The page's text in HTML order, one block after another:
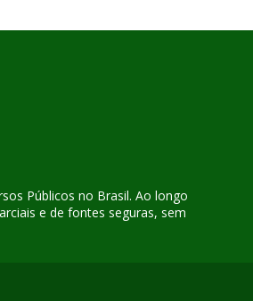
Públicos no Brasil. Ao longo
e de fontes seguras, sem